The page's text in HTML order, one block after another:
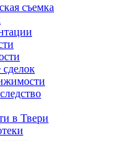
съемка
в Твери